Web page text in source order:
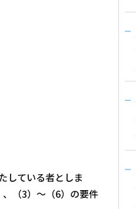
している者としま
（3）～（6）の要件